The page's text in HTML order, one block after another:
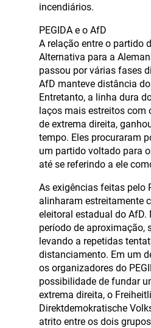
incendiários.
PEGIDA e o AfD
A relação entre o partido
Alternativa para a
passou por várias fases
AfD manteve distância
Entretanto, a linha dura
laços mais estreitos com
de extrema direita,
tempo. Eles procuraram
um partido voltado para
até se referindo a ele
As exigências feitas pelo
alinharam estreitamente
eleitoral estadual do AfD.
período de aproximação,
levando a repetidas
distanciamento. Em um
os organizadores do
possibilidade de fundar
extrema direita, o
Direktdemokratische
atrito entre os dois